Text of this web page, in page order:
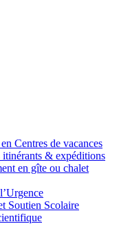
Centres de vacances
itinérants & expéditions
en gîte ou chalet
Soutien Scolaire